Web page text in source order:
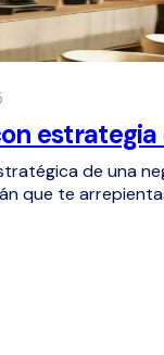
de una
que te